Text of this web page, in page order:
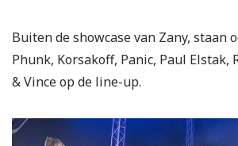
Buiten de showcase van Zany, staan
Phunk, Korsakoff, Panic, Paul Elstak,
& Vince op de line-up.